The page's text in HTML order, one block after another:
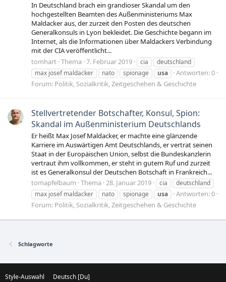
In Deutschland brach ein grandioser Skandal um den
hochgestellten Beamten des Außenministeriums Max
Maldacker aus, der zurzeit den Posten des deutschen
Generalkonsuls in Lyon bekleidet. Die Geschichte begann im
Internet, als die Informationen über Maldackers Verbindung
mit der CIA veröffentlicht...
tomhart Thema 7. Februar 2019 cia
deutschland
max josef maldacker
nato spionage usa
Antworten: 0
Forum: Politik, Sozialkritik, Zeitgeschehen & Geschichte
Stellvertretender Botschafter, Konsul, Spion:
Skandal im Außenministerium Deutschlands
Er heißt Max Josef Maldacker, er machte eine glänzende
Karriere im Auswärtigen Amt Deutschlands, er vertrat seinen
Staat in der Europäischen Union, selbst die Bundeskanzlerin
vertraut ihm vollkommen, er steht in gutem Ruf und zurzeit
ist es Generalkonsul der Deutschen Botschaft in Frankreich...
tomapfelbaum Thema 28. Januar 2019 cia
deutschland
max josef maldacker
nato spionage usa
Antworten: 0
Forum: Politik, Sozialkritik, Zeitgeschehen & Geschichte
Schlagworte
Style-Auswahl Deutsch [Du]